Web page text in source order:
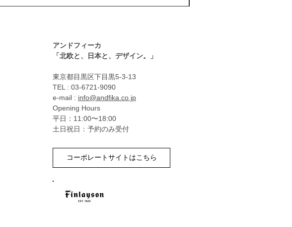
アンドフィーカ
​「北欧と、日本と、デザイン。」
東京都目黒区下目黒5-3-13
TEL : 03-6721-9090
e-mail : info@andfika.co.jp
Opening Hours
平日：11:00〜18:00
土日祝日：予約のみ受付
コーポレートサイトはこちら